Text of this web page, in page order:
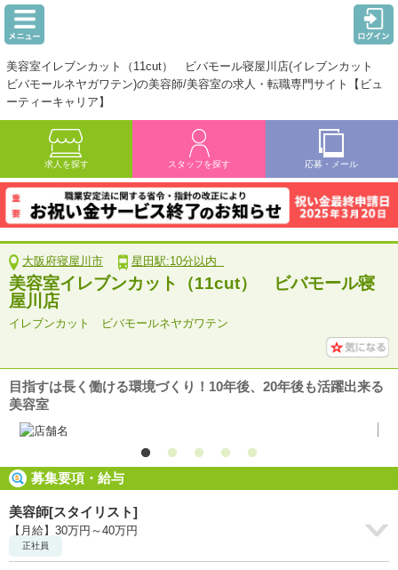
美容室イレブンカット（11cut） ビバモール寝屋川店(イレブンカット
ビバモールネヤガワテン)の美容師/美容室の求人・転職専門サイト【ビュ
ーティーキャリア】
求人を探す スタッフを探す 応募・メール
大阪府寝屋川市 星田駅:10分以内
美容室イレブンカット（11cut） ビバモール寝
屋川店
イレブンカット ビバモールネヤガワテン
目指すは長く働ける環境づくり！10年後、20年後も活躍出来る
美容室
募集要項・給与
美容師[スタイリスト]
【月給】30万円～40万円
正社員